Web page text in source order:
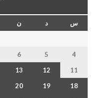
س د ن
4
5
6
11
12
13
18
19
20